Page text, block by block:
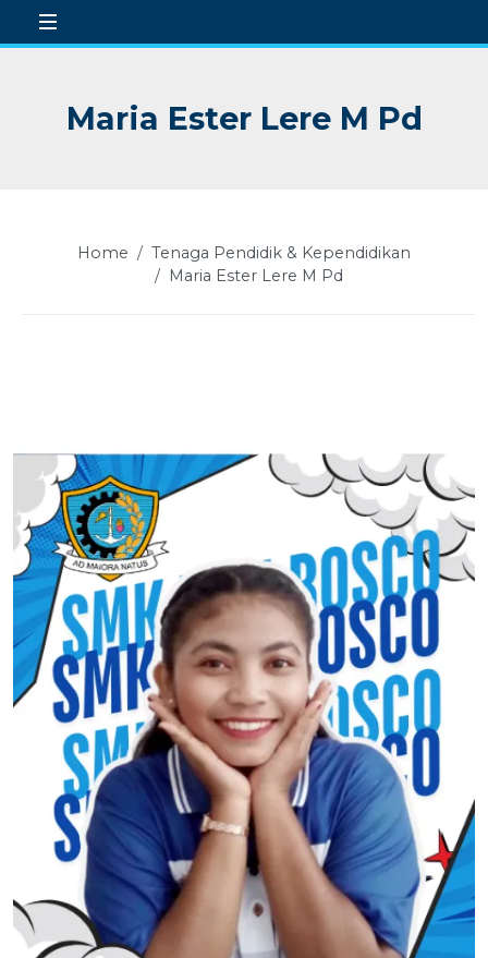
Menu
Sub-Menu
Maria Ester Lere M Pd
Home
Tenaga Pendidik & Kependidikan
Maria Ester Lere M Pd